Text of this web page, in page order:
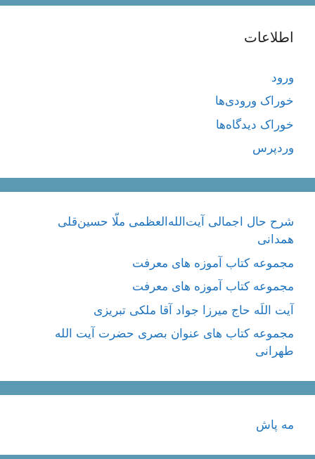
اطلاعات
ورود
خوراک ورودی‌ها
خوراک دیدگاه‌ها
وردپرس
شرح حال اجمالی آیت‌الله‌العظمی ملّا حسین‌قلی
همدانی
مجموعه کتاب آموزه های معرفت
مجموعه کتاب آموزه های معرفت
آیت اللَه حاج میرزا جواد آقا ملکی تبریزی
مجموعه کتاب های عنوان بصری حضرت آیت الله
طهرانی
مه پاش